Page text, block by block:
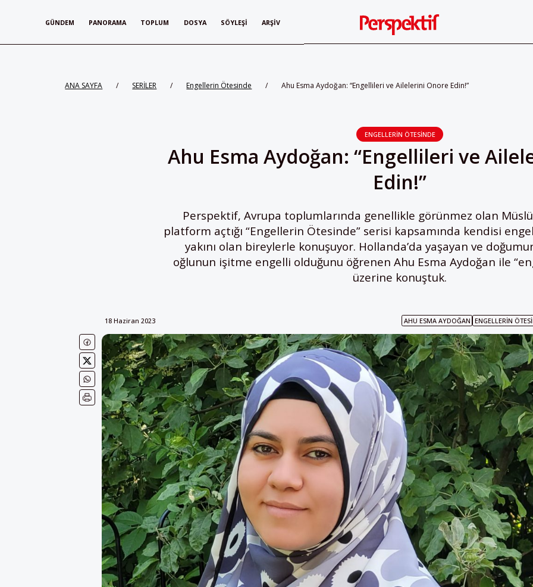
GÜNDEM PANORAMA TOPLUM DOSYA SÖYLEŞI ARŞIV
ANA SAYFA / SERİLER / Engellerin Ötesinde / Ahu Esma Aydoğan: “Engellileri ve Ailelerini Onore Edin!”
ENGELLERIN ÖTESINDE
Ahu Esma Aydoğan: “Engellileri ve
Edin!”
Perspektif, Avrupa toplumlarında genellikle görünmez olan
platform açtığı “Engellerin Ötesinde” serisi kapsamında kendisi
yakını olan bireylerle konuşuyor. Hollanda’da yaşayan ve
oğlunun işitme engelli olduğunu öğrenen Ahu Esma Aydoğan ile
üzerine konuştuk.
18 Haziran 2023 AHU ESMA AYDOĞAN ENGELLERIN